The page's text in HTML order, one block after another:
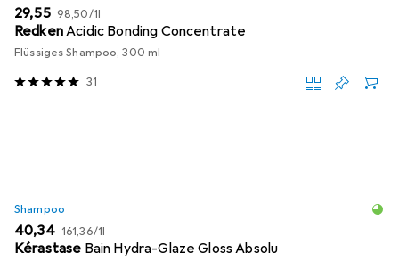
EUR
29,55 EUR
98,50/1l
RedkenAcidic Bonding Concentrate
Flüssiges Shampoo, 300 ml
31
Shampoo
EUR
40,34 EUR
161,36/1l
Kérastase Bain Hydra-Glaze Gloss Absolu